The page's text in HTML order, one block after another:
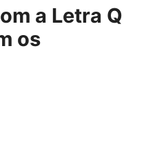
a Letra Q
os